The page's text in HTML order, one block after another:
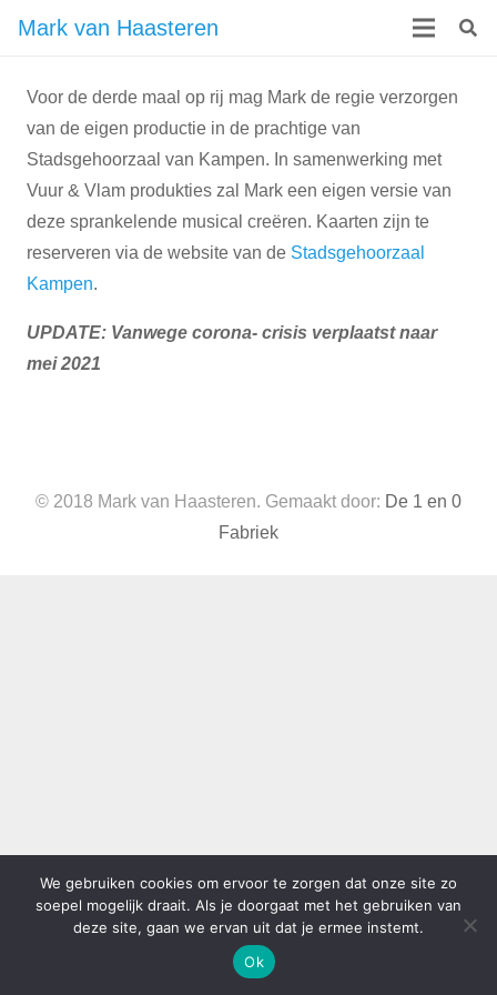
Mark van Haasteren
Voor de derde maal op rij mag Mark de regie verzorgen
van de eigen productie in de prachtige van
Stadsgehoorzaal van Kampen. In samenwerking met
Vuur & Vlam produkties zal Mark een eigen versie van
deze sprankelende musical creëren. Kaarten zijn te
reserveren via de website van de Stadsgehoorzaal
Kampen.
UPDATE: Vanwege corona- crisis verplaatst naar
mei 2021
© 2018 Mark van Haasteren. Gemaakt door: De 1 en 0
Fabriek
We gebruiken cookies om ervoor te zorgen dat onze site zo
soepel mogelijk draait. Als je doorgaat met het gebruiken van
deze site, gaan we ervan uit dat je ermee instemt.
Ok